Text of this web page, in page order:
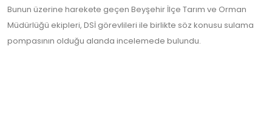
Bunun üzerine harekete geçen Beyşehir İlçe Tarım ve Orman
Müdürlüğü ekipleri, DSİ görevlileri ile birlikte söz konusu sulama
pompasının olduğu alanda incelemede bulundu.